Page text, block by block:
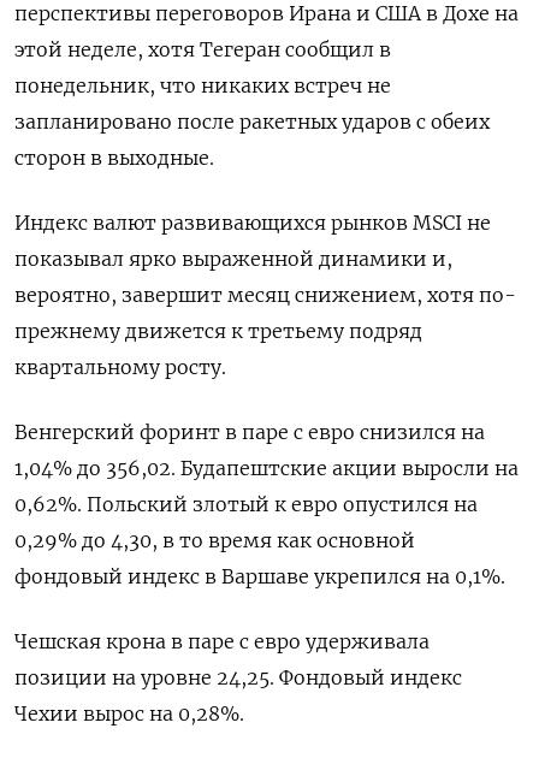
перспективы переговоров ​Ирана и США в Дохе на
этой неделе, хотя Тегеран сообщил в
понедельник, что никаких встреч не
запланировано после ракетных ударов с обеих
сторон в выходные.
Индекс валют развивающихся рынков MSCI не
показывал ярко выраженной динамики и,
вероятно, завершит месяц снижением, хотя по-
прежнему движется к третьему подряд
квартальному росту.
Венгерский форинт в паре ​с евро снизился на
⁠1,04% до 356,02. Будапештские акции выросли на
0,62%. Польский злотый к евро опустился на
0,29% до 4,30, ‌в то время как основной
фондовый индекс в Варшаве укрепился на 0,1%.
Чешская ‌крона в паре с евро удерживала
позиции на уровне 24,25. Фондовый индекс ​
Чехии вырос на 0,28%.